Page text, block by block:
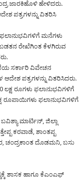
ಜಾರಕಿಹೊಳಿ ಹೇಳಿದರು.
ಪತ್ರಗಳನ್ನು ವಿತರಿಸಿ
ಮನೆಗಳು
ರೇಖೆಗಿಂತ ಕೆಳಗಿರುವ
ಸರ್ಕಾರಿ ವಿವೇಚನ
ಪತ್ರಗಳನ್ನು ವಿತರಿಸಿದರು.
ಲಕ್ಷ ರೂಗಳು ಫಲಾನುಭವಿಗಳಿಗೆ
ರೂಪಾಯಿಗಳು ಫಲಾನುಭವಿಗಳಿಗೆ
ಮಾರ್ಟಿನ್, ಜಿಲ್ಲಾ
ಕರವಾಡೆ, ಶಾಂತಪ್ಪ
ಚಂದ್ರಕಾಂತ ದೊಡಮನಿ, ಬಸು
ಶಾಸಕ ಹಾಗೂ ಕೆಎಂಎಫ್